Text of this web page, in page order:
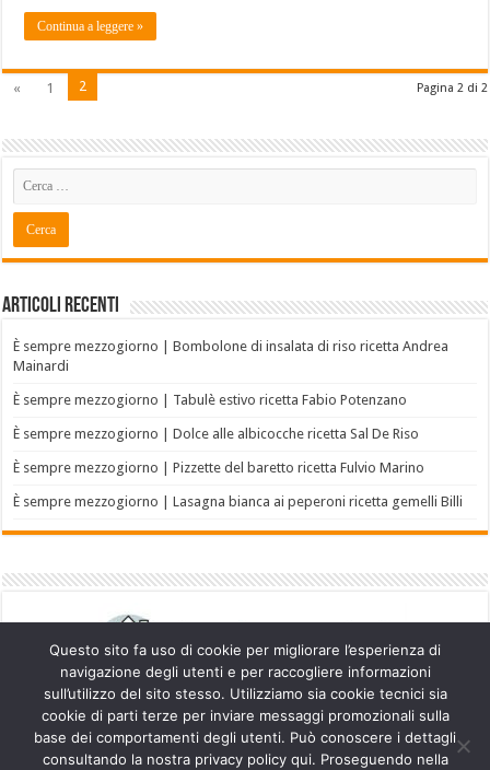
Continua a leggere »
Pagina 2 di 2
« 1 2
Articoli recenti
È sempre mezzogiorno | Bombolone di insalata di riso ricetta Andrea
Mainardi
È sempre mezzogiorno | Tabulè estivo ricetta Fabio Potenzano
È sempre mezzogiorno | Dolce alle albicocche ricetta Sal De Riso
È sempre mezzogiorno | Pizzette del baretto ricetta Fulvio Marino
È sempre mezzogiorno | Lasagna bianca ai peperoni ricetta gemelli Billi
Questo sito fa uso di cookie per migliorare l’esperienza di
navigazione degli utenti e per raccogliere informazioni
sull’utilizzo del sito stesso. Utilizziamo sia cookie tecnici sia
cookie di parti terze per inviare messaggi promozionali sulla
base dei comportamenti degli utenti. Può conoscere i dettagli
consultando la nostra privacy policy qui. Proseguendo nella